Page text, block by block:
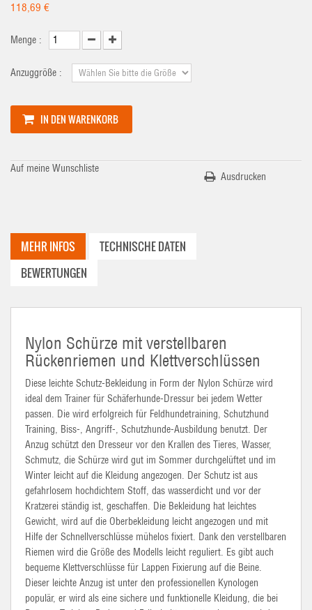
118,69 €
Menge :
Anzuggröße :
IN DEN WARENKORB
Auf meine Wunschliste
Ausdrucken
MEHR INFOS
TECHNISCHE DATEN
BEWERTUNGEN
Nylon Schürze mit verstellbaren
Rückenriemen und Klettverschlüssen
Diese leichte Schutz-Bekleidung in Form der Nylon Schürze wird
ideal dem Trainer für Schäferhunde-Dressur bei jedem Wetter
passen. Die wird erfolgreich für Feldhundetraining, Schutzhund
Training, Biss-, Angriff-, Schutzhunde-Ausbildung benutzt. Der
Anzug schützt den Dresseur vor den Krallen des Tieres, Wasser,
Schmutz, die Schürze wird gut im Sommer durchgelüftet und im
Winter leicht auf die Kleidung angezogen. Der Schutz ist aus
gefahrlosem hochdichtem Stoff, das wasserdicht und vor der
Kratzerei ständig ist, geschaffen. Die Bekleidung hat leichtes
Gewicht, wird auf die Oberbekleidung leicht angezogen und mit
Hilfe der Schnellverschlüsse mühelos fixiert. Dank den verstellbaren
Riemen wird die Größe des Modells leicht reguliert. Es gibt auch
bequeme Klettverschlüsse für Lappen Fixierung auf die Beine.
Dieser leichte Anzug ist unter den professionellen Kynologen
populär, er wird als eine sichere und funktionelle Kleidung, die bei